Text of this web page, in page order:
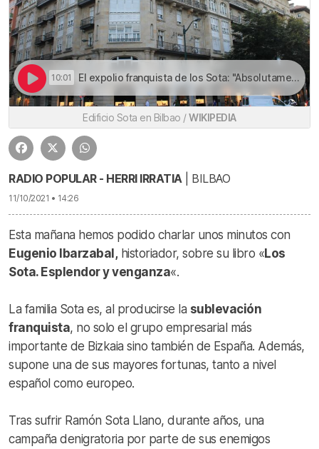
10:01 El expolio franquista de los Sota: "Absolutamente todo su patrimonio fue incautado" | El expolio franquista de los Sota: «Absolutamente todo su patrimonio fue incautado»
Edificio Sota en Bilbao /WIKIPEDIA
RADIO POPULAR - HERRI IRRATIA | BILBAO
11/10/2021 • 14:26
Esta mañana hemos podido charlar unos minutos con
Eugenio Ibarzabal, historiador, sobre su libro «Los
Sota. Esplendor y venganza«.
La familia Sota es, al producirse la sublevación
franquista, no solo el grupo empresarial más
importante de Bizkaia sino también de España. Además,
supone una de sus mayores fortunas, tanto a nivel
español como europeo.
Tras sufrir Ramón Sota Llano, durante años, una
campaña denigratoria por parte de sus enemigos